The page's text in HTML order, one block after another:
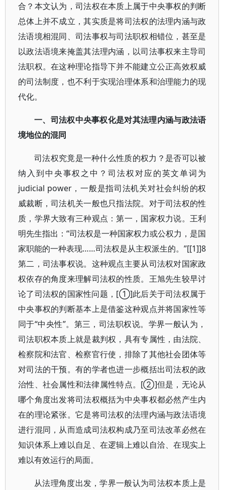
合？本文认为，司法权在本质上属于中央事权的判断
总体上并不成立，其实质是将司法权的法理内涵与政
法语境相混同、司法事权与司法职权相错位，甚至是
以政法语境来掩盖其法理内涵，以司法事权来主导司
法职权。在这种理论指导下并不能建立公正高效权威
的司法制度，也不利于实现治理体系和治理能力的现
代化。
一、司法权中央事权化是对其法理内涵与政法语
境地位的混同
司法权究竟是一种什么性质的权力？是否可以被
纳入到中央事权之中？司法权对应的英文单词为
judicial power，一般是指司法机关对社会纠纷的权
威裁断，司法机关一般也只指法院。对于司法权的性
质，学界大致有三种观点：第一，国家权力说。王利
明先生指出：“司法权是一种国家权力或公权力，是国
家职能的一种表现……司法权是从主权派生的。”[[1]]8
第二，司法事权说。这种观点主要从司法权对国家政
权依存的角度来理解司法权的性质。王旭先生较早讨
论了司法权的国家性问题，[①]此后关于司法权属于
中央事权的判断基本上是借鉴这种观点并将国家性等
同于“中央性”。第三，司法职权说。学界一般认为，
司法职权本质上就是裁判权，具有专属性，由法院、
检察院和法官、检察官行使，排除了其他社会团体等
对司法的干预。有的学者也进一步概括出司法权的政
治性、社会属性和法律属性特点。[②]但是，无论从
哪个角度出发将司法权概括为中央事权都必然产生内
在的理论紧张。它是将司法权的法理内涵与政法语境
进行混同，从而造成司法权构成乃至司法改革必然在
知识体系上难以自足、在逻辑上难以自洽、在现实上
难以有效运行的局面。
从法理角度出发，学界一般认为司法权本质上是